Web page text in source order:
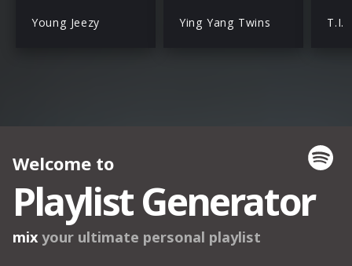
Young Jeezy Ying Yang Twins T.I.